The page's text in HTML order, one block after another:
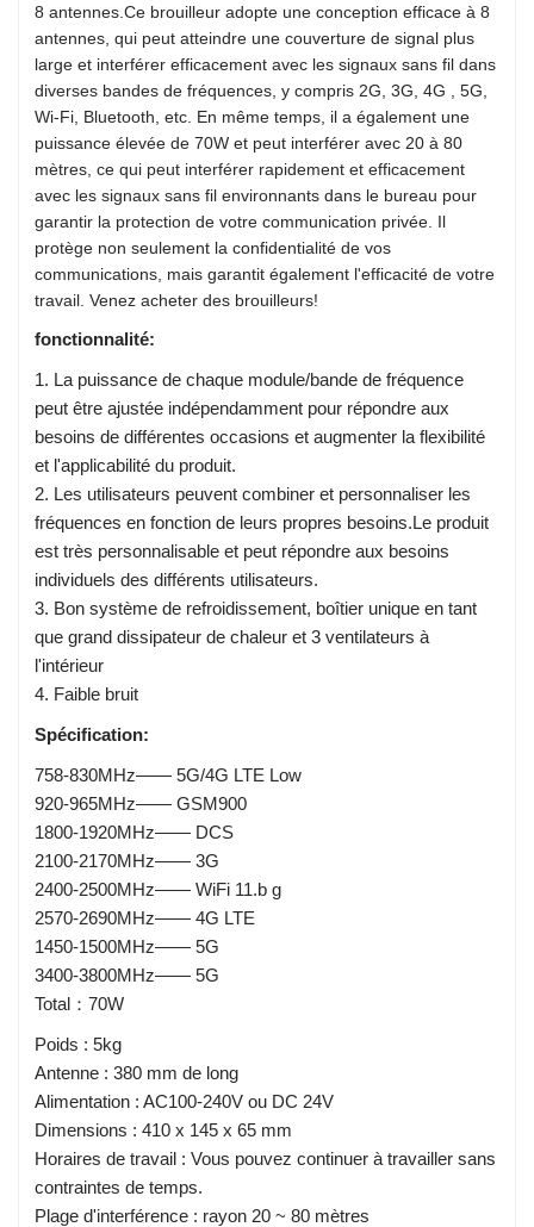
8 antennes.Ce brouilleur adopte une conception efficace à 8
antennes, qui peut atteindre une couverture de signal plus
large et interférer efficacement avec les signaux sans fil dans
diverses bandes de fréquences, y compris 2G, 3G, 4G , 5G,
Wi-Fi, Bluetooth, etc. En même temps, il a également une
puissance élevée de 70W et peut interférer avec 20 à 80
mètres, ce qui peut interférer rapidement et efficacement
avec les signaux sans fil environnants dans le bureau pour
garantir la protection de votre communication privée. Il
protège non seulement la confidentialité de vos
communications, mais garantit également l'efficacité de votre
travail. Venez acheter des brouilleurs!
fonctionnalité:
1. La puissance de chaque module/bande de fréquence
peut être ajustée indépendamment pour répondre aux
besoins de différentes occasions et augmenter la flexibilité
et l'applicabilité du produit.
2. Les utilisateurs peuvent combiner et personnaliser les
fréquences en fonction de leurs propres besoins.Le produit
est très personnalisable et peut répondre aux besoins
individuels des différents utilisateurs.
3. Bon système de refroidissement, boîtier unique en tant
que grand dissipateur de chaleur et 3 ventilateurs à
l'intérieur
4. Faible bruit
Spécification:
758-830MHz—— 5G/4G LTE Low
920-965MHz—— GSM900
1800-1920MHz—— DCS
2100-2170MHz—— 3G
2400-2500MHz—— WiFi 11.b g
2570-2690MHz—— 4G LTE
1450-1500MHz—— 5G
3400-3800MHz—— 5G
Total：70W
Poids : 5kg
Antenne : 380 mm de long
Alimentation : AC100-240V ou DC 24V
Dimensions : 410 x 145 x 65 mm
Horaires de travail : Vous pouvez continuer à travailler sans
contraintes de temps.
Plage d'interférence : rayon 20 ~ 80 mètres